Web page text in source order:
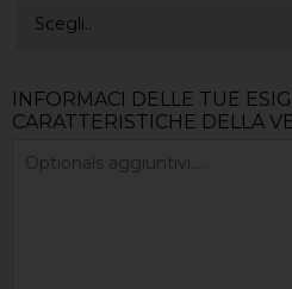
INFORMACI DELLE TUE
CARATTERISTICHE DELLA